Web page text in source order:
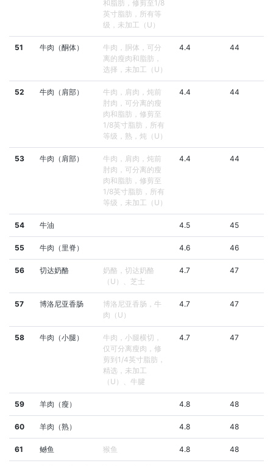
和脂肪，修剪至1/8
英寸脂肪，所有等
级，未加工（U）
51 牛肉（酮体）
牛肉，胴体，可分
离的瘦肉和脂肪，
选择，未加工（U）
4.4 44
52 牛肉（肩部）
牛肉，肩肉，炖前
肘肉，可分离的瘦
肉和脂肪，修剪至
1/8英寸脂肪，所有
等级，熟，炖（U）
4.4 44
53 牛肉（肩部）
牛肉，肩肉，炖前
肘肉，可分离的瘦
肉和脂肪，修剪至
1/8英寸脂肪，所有
等级，未加工（U）
4.4 44
54 牛油 4.5 45
55 牛肉（里脊） 4.6 46
56 切达奶酪
奶酪，切达奶酪
（U）、芝士
4.7 47
57 博洛尼亚香肠
博洛尼亚香肠，牛
肉（U）
4.7 47
58 牛肉（小腿）
牛肉，小腿横切，
仅可分离瘦肉，修
剪到1/4英寸脂肪，
精选，未加工
（U）、牛腱
4.7 47
59 羊肉（瘦） 4.8 48
60 羊肉（熟） 4.8 48
61 鳡鱼 猴鱼 4.8 48